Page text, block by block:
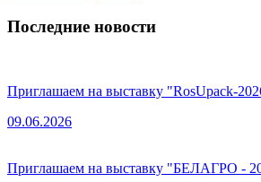
Последние новости
Приглашаем на выставку "RosUpack-
09.06.2026
Приглашаем на выставку "БЕЛАГРО -